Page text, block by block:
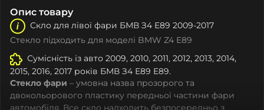
Опис товару
Скло для лівої фари БМВ З4 Е89 2009-2017
Стекло підходить для моделі BMW Z4 E89
Сумісність із авто 2009, 2010, 2011, 2012, 2013, 2014,
2015, 2016, 2017 років БМВ З4 Е89 E89.
Стекло фари – умовна назва прозорого та
двокольорового пластику передньої частини фари
автомобіля. Все скло надходить безпосередньо з